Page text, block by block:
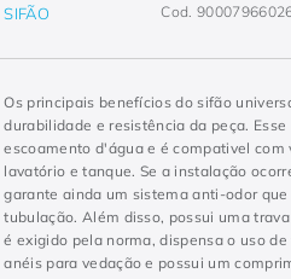
SIFÃO Cod.
Os principais benefícios do sifão
durabilidade e resistência da peça.
escoamento d'água e é compativel
lavatório e tanque. Se a instalação
garante ainda um sistema anti-odor
tubulação. Além disso, possui uma
é exigido pela norma, dispensa o uso
anéis para vedação e possui um